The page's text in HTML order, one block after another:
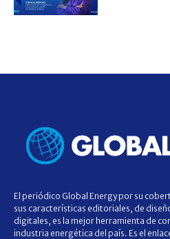
El periódico Global Energy por su
sus características editoriales, de
digitales, es la mejor herramienta de
industria energética del país. Es el